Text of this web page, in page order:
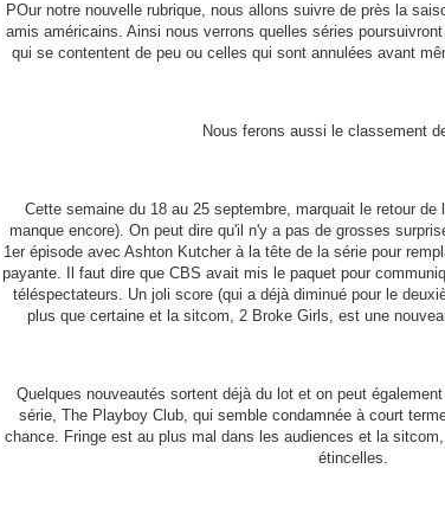
POur notre nouvelle rubrique, nous allons suivre de près la
amis américains. Ainsi nous verrons quelles séries
qui se contentent de peu ou celles qui sont annulées avant
Nous ferons aussi le classement
Cette semaine du 18 au 25 septembre, marquait le retour
manque encore). On peut dire qu'il n'y a pas de grosses
1er épisode avec Ashton Kutcher à la tête de la série pour
payante. Il faut dire que CBS avait mis le paquet pour
téléspectateurs. Un joli score (qui a déjà diminué pour le
plus que certaine et la sitcom, 2 Broke Girls, est une
Quelques nouveautés sortent déjà du lot et on peut
série, The Playboy Club, qui semble condamnée à court
chance. Fringe est au plus mal dans les audiences et la
étincelles.